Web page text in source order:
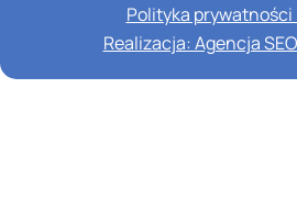
Polityka prywatności
Realizacja: Agencja